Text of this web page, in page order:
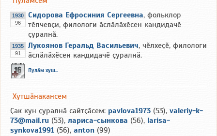
1930
96
Сидорова Ефросиния Сергеевна, фольклор
тӗпчевҫи, филологи ӑслӑлӑхӗсен кандидачӗ
ҫуралнӑ.
1935
91
Лукоянов Геральд Васильевич, чӗлхеҫӗ, филологи
ӑслӑлӑхӗсен кандидачӗ ҫуралнӑ.
Пулӑм хуш...
Хутшӑнакансем
Ҫак кун ҫуралнӑ сайтҫӑсем: pavlova1973 (53), valeriy-k-
73@mail.ru (53), лариса-сынкова (56), larisa-
synkova1991 (56), anton (99)